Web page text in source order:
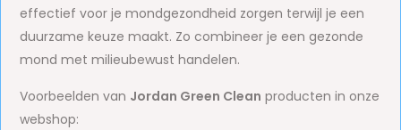
effectief voor je mondgezondheid zorgen terwijl je een
duurzame keuze maakt. Zo combineer je een gezonde
mond met milieubewust handelen.
Voorbeelden van Jordan Green Clean producten in onze
webshop: